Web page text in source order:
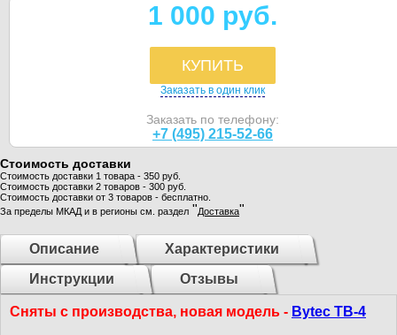
1 000 руб.
КУПИТЬ
Заказать в один клик
Заказать по телефону:
+7 (495) 215-52-66
Стоимость доставки
Стоимость доставки 1 товара - 350 руб.
Стоимость доставки 2 товаров - 300 руб.
Стоимость доставки от 3 товаров - бесплатно.
За пределы МКАД и в регионы см. раздел "Доставка"
Описание
Характеристики
Инструкции
Отзывы
Сняты с производства, новая модель - Bytec TB-4